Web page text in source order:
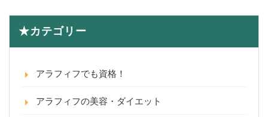
★カテゴリー
アラフィフでも資格！
アラフィフの美容・ダイエット